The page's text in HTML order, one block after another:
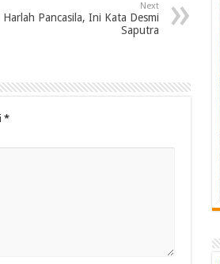
Next
Harlah Pancasila, Ini Kata Desmi
Saputra
*